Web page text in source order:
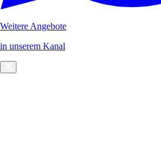
Weitere Angebote
in unserem Kanal